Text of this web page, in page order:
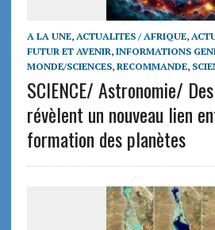
A LA UNE, ACTUALITES / AFRIQUE,
FUTUR ET AVENIR, INFORMATIONS
MONDE/SCIENCES, RECOMMANDE,
SCIENCE/ Astronomie/
révèlent un nouveau lien
formation des planètes